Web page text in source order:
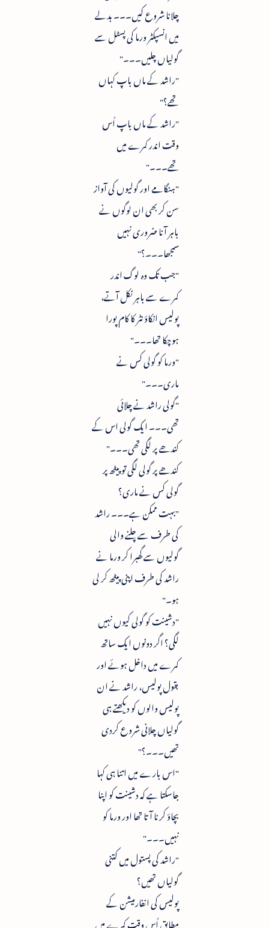
چلانا شروع کیں۔۔۔ بدلے
میں انسپکٹر ورما کی پسٹل سے
گولیاں چلیں۔۔۔"
"راشد کے ماں باپ کہاں
تھے؟"
"راشد کے ماں باپ اُس
وقت اندر کمرے میں
تھے۔۔۔"
"ہنگامے اور گولیوں کی آواز
سن کر بھی ان لوگوں نے
باہر آنا ضروری نہیں
سمجھا۔۔۔؟"
"جب تک وہ لوگ اندر
کمرے سے باہر نکل آتے،
پولیس انکاؤنٹر کا کام پورا
ہوچکا تھا۔۔۔"
"ورما کو گولی کس نے
ماری۔۔۔"
"گولی راشد نے چلائی
تھی۔۔۔ ایک گولی اس کے
کندھے پر لگی تھی۔۔۔"
کندھے پر گولی لگی تو پیٹھ پر
گولی کس نے ماری؟
"بہت ممکن ہے۔۔۔ راشد
کی طرف سے چلنے والی
گولیوں سے گھبرا کر ورما نے
راشد کی طرف اپنی پیٹھ کر لی
ہو۔"
"دشینت کو گولی کیوں نہیں
لگی؟ اگر دونوں ایک ساتھ
کمرے میں داخل ہوئے اور
بقول پولیس، راشد نے ان
پولیس والوں کو دیکھتے ہی
گولیاں چلانی شروع کردی
تھیں۔۔۔؟"
"اس بارے میں اتنا ہی کہا
جاسکتا ہے کہ دشینت کو اپنا
بچاؤ کرنا آتا تھا اور ورما کو
نہیں۔۔۔"
"راشد کی پستول میں کتنی
گولیاں تھیں؟
پولیس کی انفارمیشن کے
مطابق اُس وقت کمرے میں